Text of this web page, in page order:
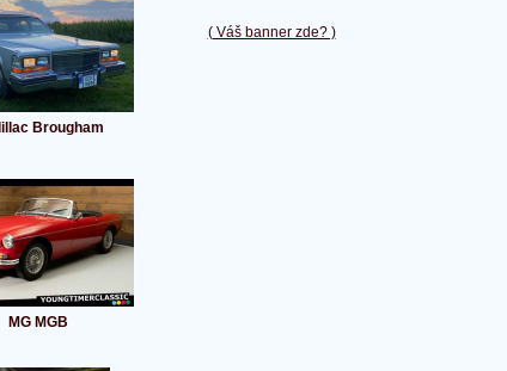
( Váš banner zde? )
Brougham
MG MGB